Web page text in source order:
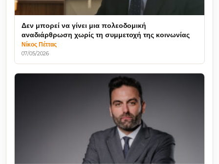
Δεν μπορεί να γίνει μια πολεοδομική
αναδιάρθρωση χωρίς τη συμμετοχή της κοινωνίας
Νίκος Πέττας
07/05/2026